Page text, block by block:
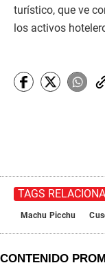
turístico, que ve
los activos
TAGS
Machu Picchu